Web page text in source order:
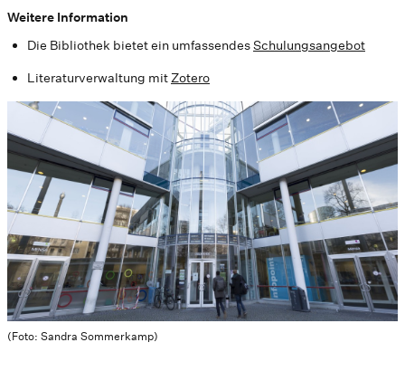
(Foto: Sandra Sommerkamp)
Weitere Information
Die Bibliothek bietet ein umfassendesSchulungsangebot
Literaturverwaltung mitZotero